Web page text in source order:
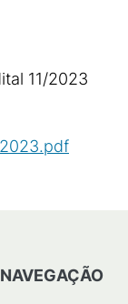
11/2023
NAVEGAÇÃO